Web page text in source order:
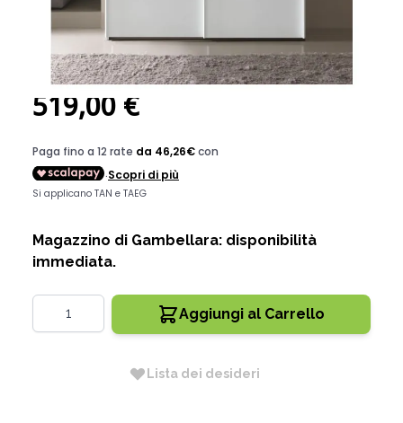
Dimensione: 181 X 65 X H. 247
519,00 €
Magazzino di Gambellara: disponibilità
immediata.
Quantità
Aggiungi al Carrello
Lista dei desideri